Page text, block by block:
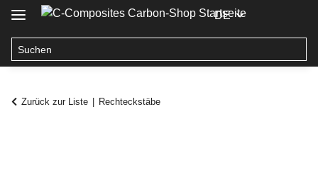
DE
Zurück zur Liste Rechteckstäbe